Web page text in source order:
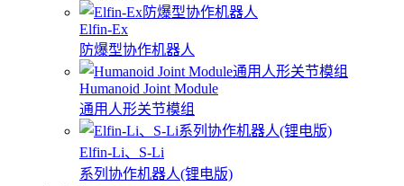
Elfin-Ex
防爆型协作机器人
Humanoid Joint Module
通用人形关节模组
Elfin-Li、S-Li
系列协作机器人(锂电版)